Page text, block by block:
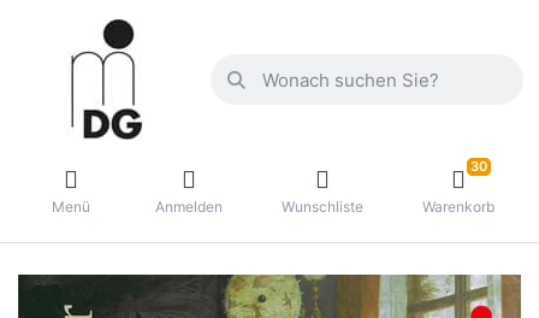
Menü Anmelden Wunschliste
30
Warenkorb